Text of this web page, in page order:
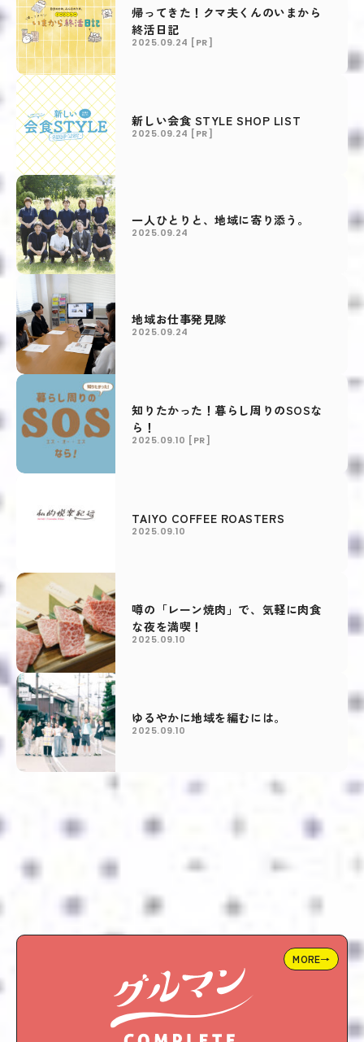
帰ってきた！クマ夫くんのいまから
終活日記
2025.09.24 [PR]
新しい会食 STYLE SHOP LIST
2025.09.24 [PR]
一人ひとりと、地域に寄り添う。
2025.09.24
地域お仕事発見隊
2025.09.24
知りたかった！暮らし周りのSOSな
ら！
2025.09.10 [PR]
TAIYO COFFEE ROASTERS
2025.09.10
噂の「レーン焼肉」で、気軽に肉食
な夜を満喫！
2025.09.10
ゆるやかに地域を編むには。
2025.09.10
MORE→